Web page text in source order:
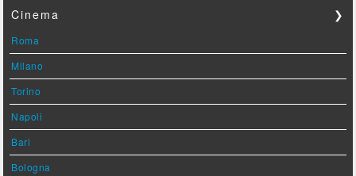
Cinema ❯
Roma
Milano
Torino
Napoli
Bari
Bologna